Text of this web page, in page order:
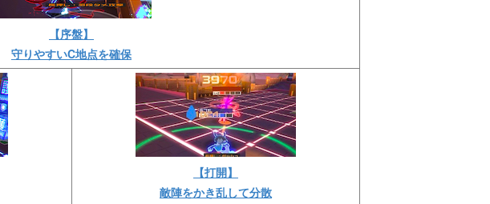
【序盤】
守りやすいC地点を確保
【打開】
敵陣をかき乱して分散